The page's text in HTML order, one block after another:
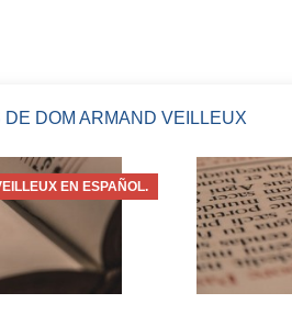
DOM ARMAND VEILLEUX
EN ESPAÑOL.